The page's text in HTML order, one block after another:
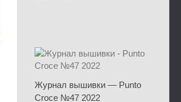
Журнал вышивки — Punto
Croce №47 2022